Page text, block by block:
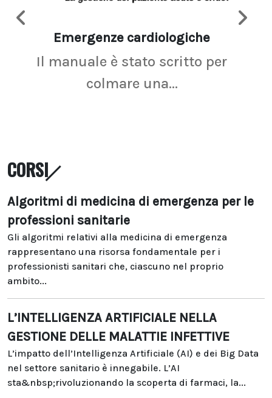
Emergenze cardiologiche
Il manuale è stato scritto per
colmare una...
CORSI
Algoritmi di medicina di emergenza per le
professioni sanitarie
Gli algoritmi relativi alla medicina di emergenza
rappresentano una risorsa fondamentale per i
professionisti sanitari che, ciascuno nel proprio
ambito...
L’INTELLIGENZA ARTIFICIALE NELLA
GESTIONE DELLE MALATTIE INFETTIVE
L’impatto dell’Intelligenza Artificiale (AI) e dei Big Data
nel settore sanitario è innegabile. L’AI
sta&nbsp;rivoluzionando la scoperta di farmaci, la...